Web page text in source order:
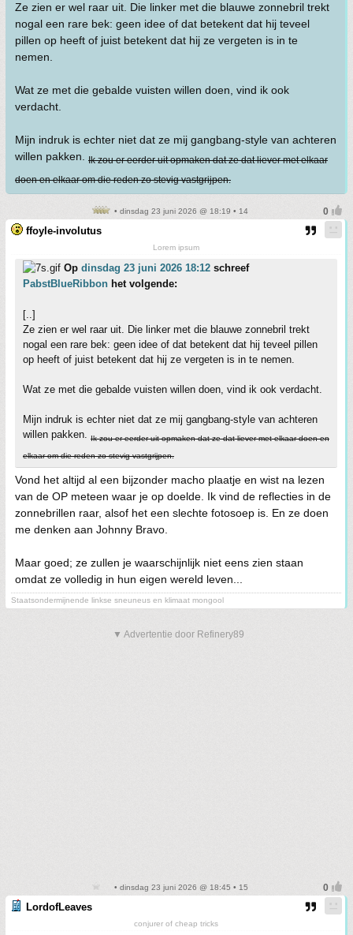
Ze zien er wel raar uit. Die linker met die blauwe zonnebril trekt
nogal een rare bek: geen idee of dat betekent dat hij teveel
pillen op heeft of juist betekent dat hij ze vergeten is in te
nemen.
Wat ze met die gebalde vuisten willen doen, vind ik ook
verdacht.
Mijn indruk is echter niet dat ze mij gangbang-style van achteren
willen pakken. Ik zou er eerder uit opmaken dat ze dat liever met elkaar
doen en elkaar om die reden zo stevig vastgrijpen.
• dinsdag 23 juni 2026 @ 18:19 • 14
ffoyle-involutus
Lorem ipsum
Op dinsdag 23 juni 2026 18:12 schreef
PabstBlueRibbon het volgende:
[..]
Ze zien er wel raar uit. Die linker met die blauwe zonnebril trekt
nogal een rare bek: geen idee of dat betekent dat hij teveel pillen
op heeft of juist betekent dat hij ze vergeten is in te nemen.
Wat ze met die gebalde vuisten willen doen, vind ik ook verdacht.
Mijn indruk is echter niet dat ze mij gangbang-style van achteren
willen pakken.
Ik zou er eerder uit opmaken dat ze dat liever met elkaar doen en
elkaar om die reden zo stevig vastgrijpen.
Vond het altijd al een bijzonder macho plaatje en wist na lezen
van de OP meteen waar je op doelde. Ik vind de reflecties in de
zonnebrillen raar, alsof het een slechte fotosoep is. En ze doen
me denken aan Johnny Bravo.
Maar goed; ze zullen je waarschijnlijk niet eens zien staan
omdat ze volledig in hun eigen wereld leven...
Staatsondermijnende linkse sneuneus en klimaat mongool
▼ Advertentie door Refinery89
• dinsdag 23 juni 2026 @ 18:45 • 15
LordofLeaves
conjurer of cheap tricks